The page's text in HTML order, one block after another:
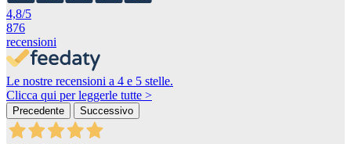
4,8/5
876
recensioni
Le nostre recensioni a 4 e 5 stelle.
Clicca qui per leggerle tutte >
Precedente Successivo